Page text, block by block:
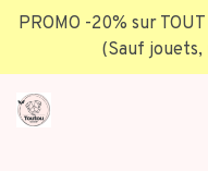
PROMO -20% sur
(Sauf jouets,